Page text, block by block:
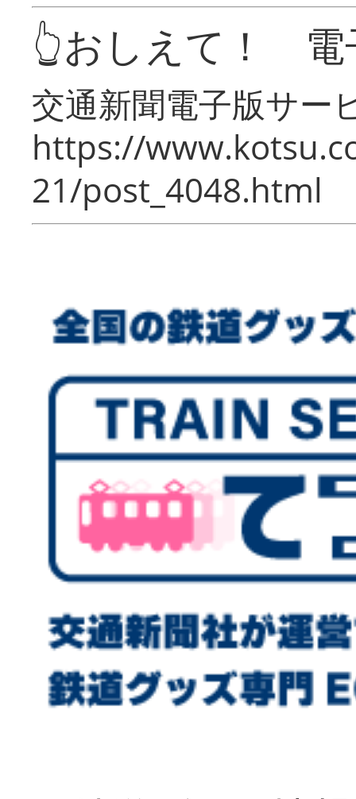
👆おしえて！ 電
交通新聞電子版サー
https://
21/post_4048.html